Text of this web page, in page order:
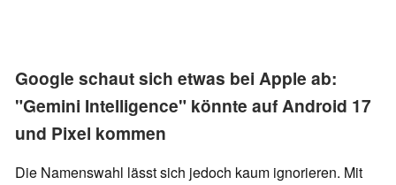
Google schaut sich etwas bei Apple ab:
"Gemini Intelligence" könnte auf Android 17
und Pixel kommen
Die Namenswahl lässt sich jedoch kaum ignorieren. Mit